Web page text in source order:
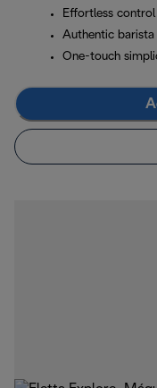
Effortless control
Authentic barista
One-touch